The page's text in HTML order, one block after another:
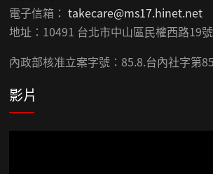
電子信箱：takecare@ms17.hinet.net
地址：10491 台北市中山區民權西路19
內政部核准立案字號：85.8.台內社字第
影片